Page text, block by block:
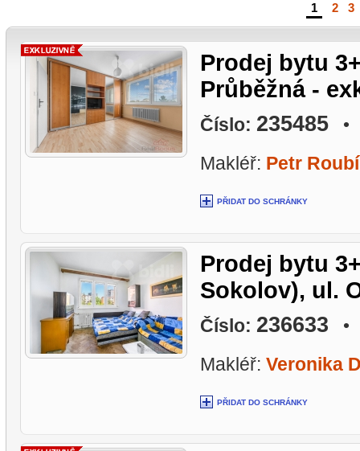
1 2 3
Prodej bytu
Průběžná -
Číslo: 235485 •
Makléř: Petr
PŘIDAT DO SCHRÁNKY
Prodej bytu
Sokolov), ul.
Číslo: 236633 •
Makléř: Veronika
PŘIDAT DO SCHRÁNKY